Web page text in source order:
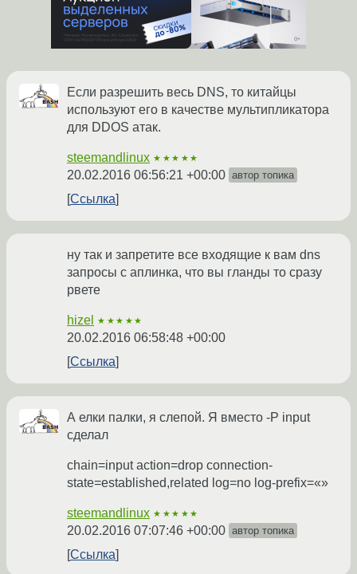
Если разрешить весь DNS, то китайцы
используют его в качестве мультипликатора
для DDOS атак.
steemandlinux ★★★★★
20.02.2016 06:56:21 +00:00 автор топика
Ссылка
ну так и запретите все входящие к вам dns
запросы с аплинка, что вы гланды то сразу
рвете
hizel ★★★★★
20.02.2016 06:58:48 +00:00
Ссылка
А елки палки, я слепой. Я вместо -P input
сделал
chain=input action=drop connection-
state=established,related log=no log-prefix=«»
steemandlinux ★★★★★
20.02.2016 07:07:46 +00:00 автор топика
Ссылка